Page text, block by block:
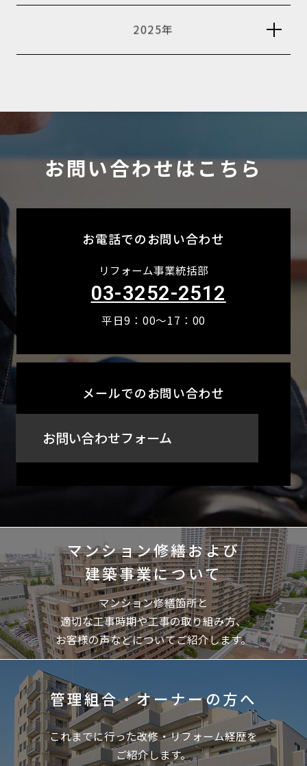
2025年
お問い合わせはこちら
お電話でのお問い合わせ
リフォーム事業統括部
03-3252-2512
平日9：00～17：00
メールでのお問い合わせ
お問い合わせフォーム
マンション修繕および
建築事業について
マンション修繕箇所と
適切な工事時期や工事の取り組み方、
お客様の声などについてご紹介します。
管理組合・オーナーの方へ
これまでに行った改修・リフォーム経歴を
ご紹介します。